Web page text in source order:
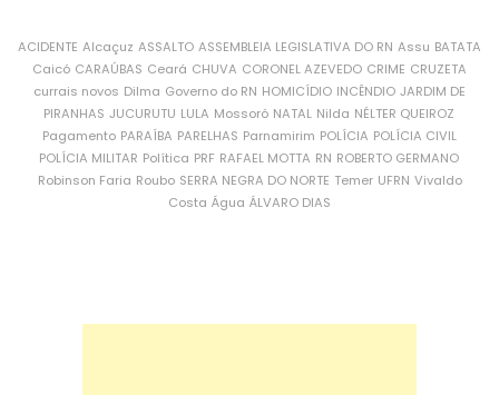
ACIDENTE Alcaçuz ASSALTO ASSEMBLEIA LEGISLATIVA DO RN Assu BATATA
Caicó CARAÚBAS Ceará CHUVA CORONEL AZEVEDO CRIME CRUZETA
currais novos Dilma Governo do RN HOMICÍDIO INCÊNDIO JARDIM DE
PIRANHAS JUCURUTU LULA Mossoró NATAL Nilda NÉLTER QUEIROZ
Pagamento PARAÍBA PARELHAS Parnamirim POLÍCIA POLÍCIA CIVIL
POLÍCIA MILITAR Política PRF RAFAEL MOTTA RN ROBERTO GERMANO
Robinson Faria Roubo SERRA NEGRA DO NORTE Temer UFRN Vivaldo
Costa Água ÁLVARO DIAS